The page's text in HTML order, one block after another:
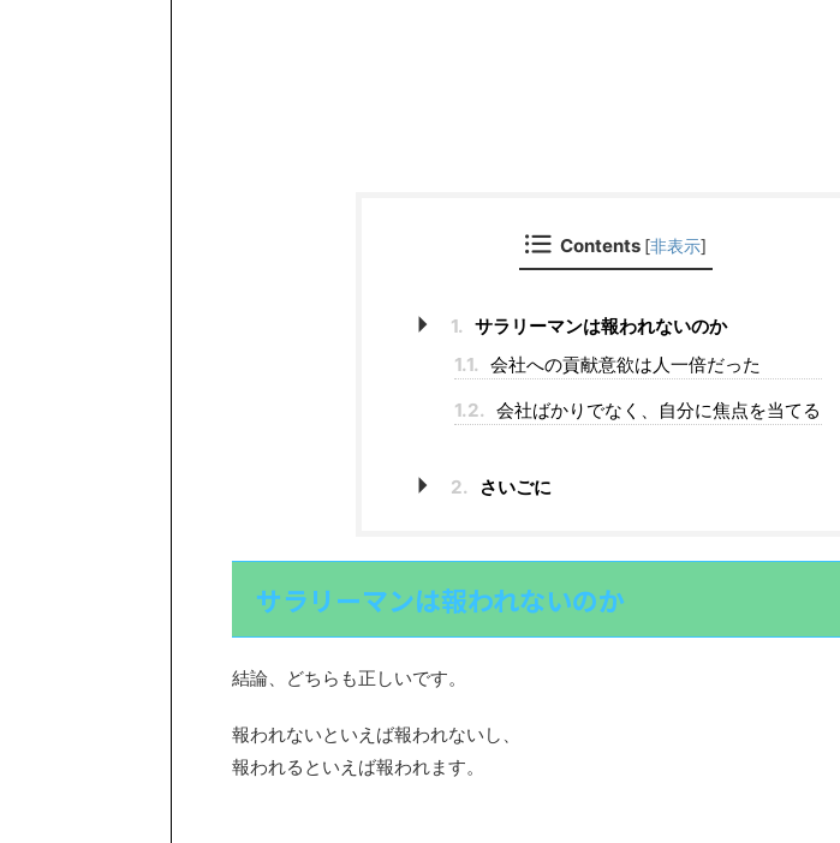
Contents [非表示]
1. サラリーマンは報われないのか
1.1. 会社への貢献意欲は人一倍だった
1.2. 会社ばかりでなく、自分に焦点を当てる
2. さいごに
サラリーマンは報われないのか
結論、どちらも正しいです。
報われないといえば報われないし、
報われるといえば報われます。